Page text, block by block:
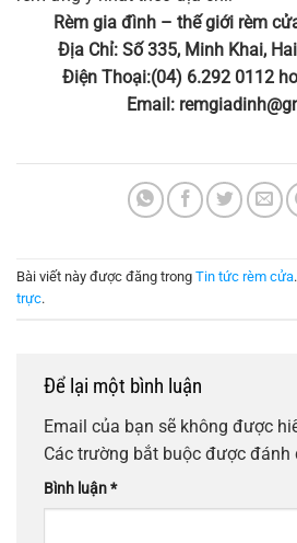
Rèm gia đình – thế giới rèm
Địa Chỉ: Số 335, Minh Khai,
Điện Thoại:(04) 6.292 0112
Email:
Bài viết này được đăng trong Tin tức rèm cửa
trực.
Để lại một bình luận
Email của bạn sẽ không được
Các trường bắt buộc được đánh
Bình luận*